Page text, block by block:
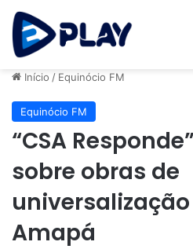
Início / Equinócio FM
Equinócio FM
“CSA
sobre obras de
Amapá